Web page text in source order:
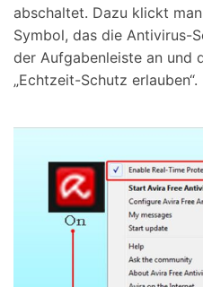
abschaltet. Dazu klickt
Symbol, das die Antivirus-
der Aufgabenleiste an und
„Echtzeit-Schutz erlauben“.